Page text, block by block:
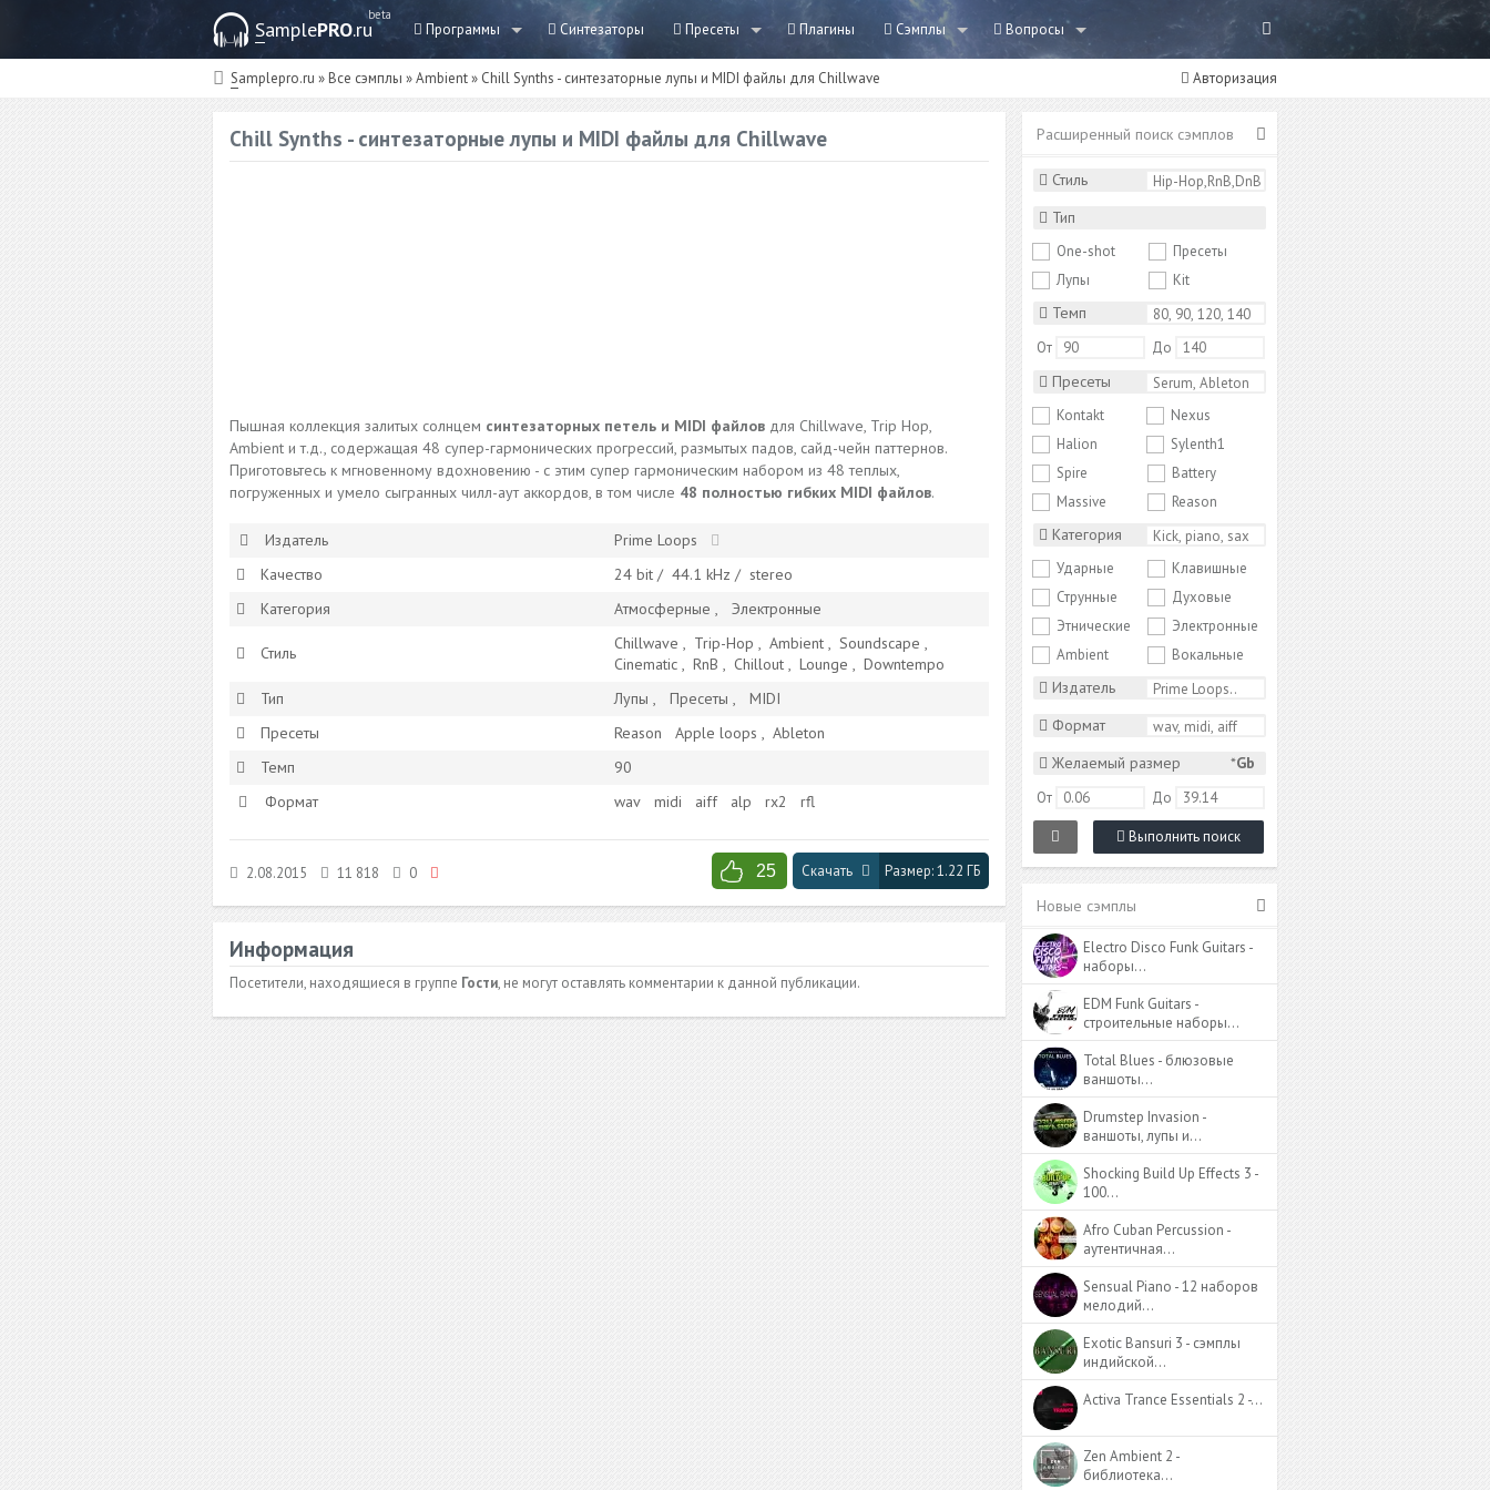
SamplePRO.ru
beta
Программы Синтезаторы Пресеты Плагины Сэмплы Вопросы
Samplepro.ru » Все сэмплы »Ambient» Chill Synths - синтезаторные лупы и MIDI файлы для Chillwave Авторизация
Chill Synths - синтезаторные лупы и MIDI файлы для Chillwave
Пышная коллекция залитых солнцем синтезаторных петель и MIDI файлов для Chillwave, Trip Hop,
Ambient и т.д., содержащая 48 супер-гармонических прогрессий, размытых падов, сайд-чейн паттернов.
Приготовьтесь к мгновенному вдохновению - с этим супер гармоническим набором из 48 теплых,
погруженных и умело сыгранных чилл-аут аккордов, в том числе 48 полностью гибких MIDI файлов.
Издатель
Prime Loops
Качество
24 bit / 44.1 kHz / stereo
Категория
Атмосферные Электронные
Стиль Chillwave , Trip-Hop , Ambient , Soundscape ,
Cinematic , RnB , Chillout , Lounge , Downtempo
Тип
Лупы Пресеты
MIDI
Пресеты
Reason Apple loops , Ableton
Темп
90
Формат
wav midi aiff alp rx2 rfl
2.08.2015 11 818 0 25 Размер:1.22 ГБ
Скачать
Информация
Посетители, находящиеся в группе Гости, не могут оставлять комментарии к данной публикации.
Расширенный поиск сэмплов
Стиль
Тип
One-shot
Лупы
Пресеты
Kit
Темп
От До
Пресеты
Kontakt
Halion
Nexus
Sylenth1
Spire
Massive
Battery
Reason
Категория
Ударные
Струнные
Этнические
Ambient
Клавишные
Духовые
Электронные
Вокальные
Издатель
Формат
Желаемый размер
*Gb
От До
Выполнить поиск
Новые сэмплы
Electro Disco Funk Guitars -
наборы…
EDM Funk Guitars -
строительные наборы…
Total Blues - блюзовые
ваншоты…
Drumstep Invasion -
ваншоты, лупы и…
Shocking Build Up Effects 3 -
100…
Afro Cuban Percussion -
аутентичная…
Sensual Piano - 12 наборов
мелодий…
Exotic Bansuri 3 - сэмплы
индийской…
Activa Trance Essentials 2 -…
Zen Ambient 2 -
библиотека…